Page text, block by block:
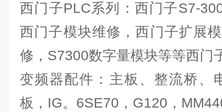
西门子PLC系列：西门子S7-
西门子模块维修，西门子扩展
修，S7300数字量模块等等西门
变频器配件：主板、整流桥、
板，IG。6SE70，G120，